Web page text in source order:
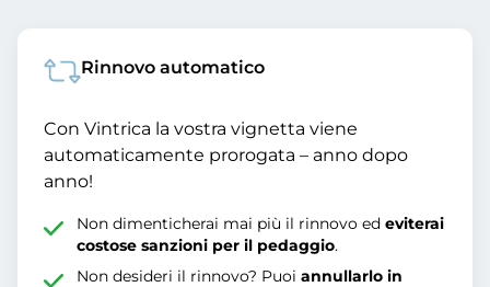
Rinnovo automatico
Con Vintrica la vostra vignetta viene
automaticamente prorogata – anno dopo
anno!
Non dimenticherai mai più il rinnovo edeviterai
costose sanzioni per il pedaggio.
Non desideri il rinnovo? Puoiannullarlo in